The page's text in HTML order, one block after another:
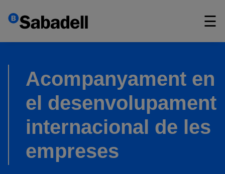
☰
×
Acompanyament en
el desenvolupament
internacional de les
empreses